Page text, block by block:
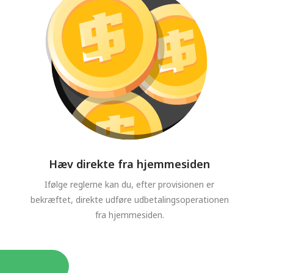
Hæv direkte fra hjemmesiden
Ifølge reglerne kan du, efter provisionen er
bekræftet, direkte udføre udbetalingsoperationen
fra hjemmesiden.